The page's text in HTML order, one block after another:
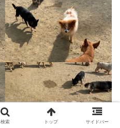
検索 トップ サイドバー